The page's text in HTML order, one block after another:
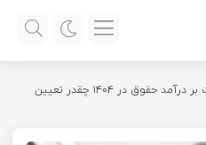
مالیات بر درآمد حقوق در ۱۴۰۴ چقدر تعیین